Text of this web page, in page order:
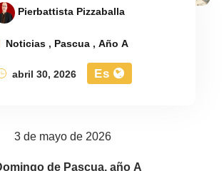
Pierbattista Pizzaballa
Noticias, Pascua,Año A
abril 30, 2026
Es
3 de mayo de 2026